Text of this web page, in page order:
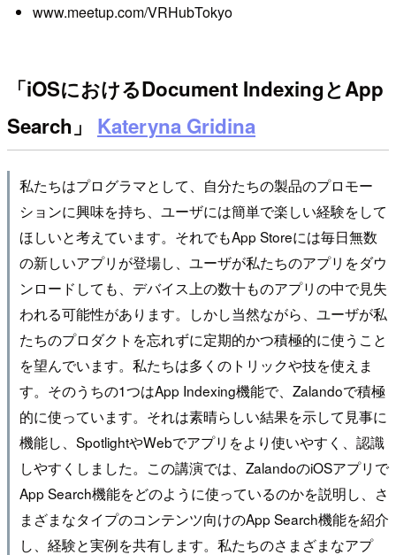
www.meetup.com/VRHubTokyo
「iOSにおけるDocument IndexingとApp
Search」 Kateryna Gridina
私たちはプログラマとして、自分たちの製品のプロモー
ションに興味を持ち、ユーザには簡単で楽しい経験をして
ほしいと考えています。それでもApp Storeには毎日無数
の新しいアプリが登場し、ユーザが私たちのアプリをダウ
ンロードしても、デバイス上の数十ものアプリの中で見失
われる可能性があります。しかし当然ながら、ユーザが私
たちのプロダクトを忘れずに定期的かつ積極的に使うこと
を望んでいます。私たちは多くのトリックや技を使えま
す。そのうちの1つはApp Indexing機能で、Zalandoで積極
的に使っています。それは素晴らしい結果を示して見事に
機能し、SpotlightやWebでアプリをより使いやすく、認識
しやすくしました。この講演では、ZalandoのiOSアプリで
App Search機能をどのように使っているのかを説明し、さ
まざまなタイプのコンテンツ向けのApp Search機能を紹介
し、経験と実例を共有します。私たちのさまざまなアプ